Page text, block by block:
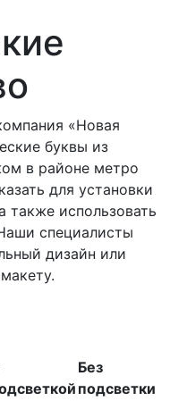
«Новая
буквы из
в районе метро
для установки
также использовать
специалисты
дизайн или
Без
подсветки